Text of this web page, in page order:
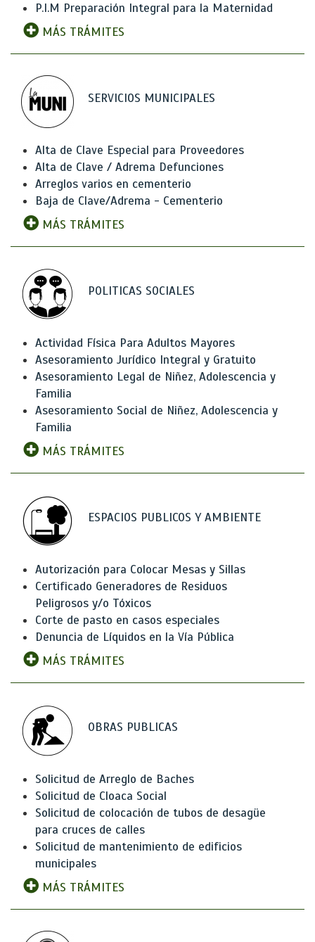
P.I.M Preparación Integral para la Maternidad
MÁS TRÁMITES
SERVICIOS MUNICIPALES
Alta de Clave Especial para Proveedores
Alta de Clave / Adrema Defunciones
Arreglos varios en cementerio
Baja de Clave/Adrema - Cementerio
MÁS TRÁMITES
POLITICAS SOCIALES
Actividad Física Para Adultos Mayores
Asesoramiento Jurídico Integral y Gratuito
Asesoramiento Legal de Niñez, Adolescencia y
Familia
Asesoramiento Social de Niñez, Adolescencia y
Familia
MÁS TRÁMITES
ESPACIOS PUBLICOS Y AMBIENTE
Autorización para Colocar Mesas y Sillas
Certificado Generadores de Residuos
Peligrosos y/o Tóxicos
Corte de pasto en casos especiales
Denuncia de Líquidos en la Vía Pública
MÁS TRÁMITES
OBRAS PUBLICAS
Solicitud de Arreglo de Baches
Solicitud de Cloaca Social
Solicitud de colocación de tubos de desagüe
para cruces de calles
Solicitud de mantenimiento de edificios
municipales
MÁS TRÁMITES